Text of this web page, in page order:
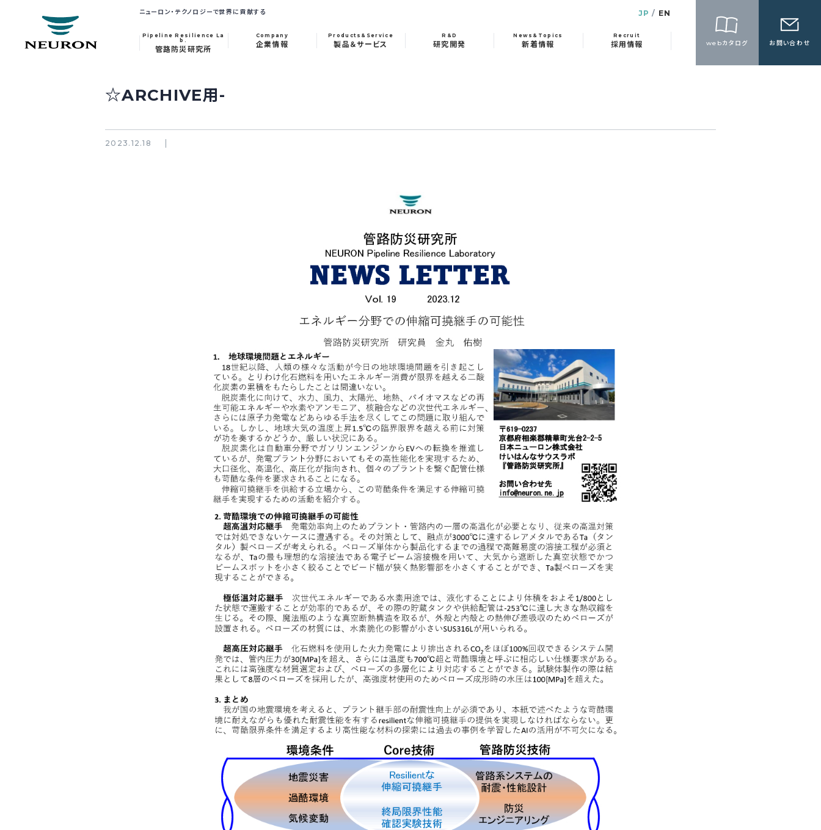
ニューロン・テクノロジーで世界に貢献する JP EN
Pipeline Resilience La
b.
管路防災研究所
Company
企業情報
Products&Service
製品＆サービス
R&D
研究開発
News&Topics
新着情報
Recruit
採用情報 webカタログ お問い合わせ
☆ARCHIVE用-
2023.12.18